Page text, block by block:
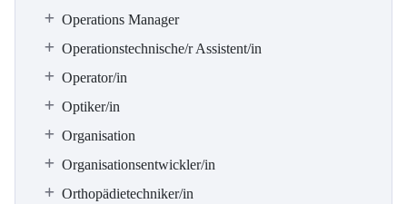
Operations Manager
Operationstechnische/r Assistent/in
Operator/in
Optiker/in
Organisation
Organisationsentwickler/in
Orthopädietechniker/in